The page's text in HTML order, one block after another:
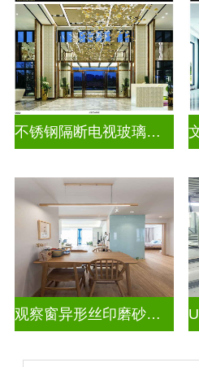
不锈钢隔断电视玻璃背景墙
观察窗异形丝印磨砂烤漆玻璃